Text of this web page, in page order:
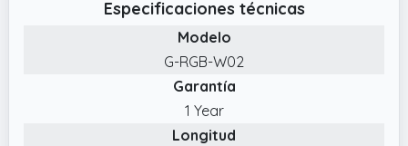
✔️ Control Estable de Iluminación con
Conexión Micro USB. Este mouse pad RGB
utiliza una conexión Micro USB para una
alimentación estable.
✔️ Superficie MicroWeave Premium y Diseño
Resistente al Agua. Fabricada con tejido
Especificaciones técnicas
Modelo
‎G-RGB-W02
Garantía
1 Year
Longitud